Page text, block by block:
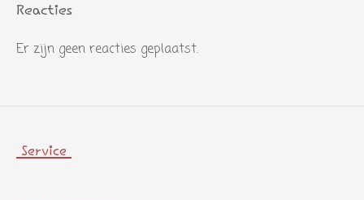
Reacties
Er zijn geen reacties geplaatst.
Service